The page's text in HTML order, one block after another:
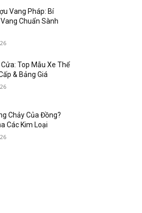
Vang Pháp: Bí
Chuẩn Sành
Top Mẫu Xe Thể
& Bảng Giá
Chảy Của Đồng?
Các Kim Loại